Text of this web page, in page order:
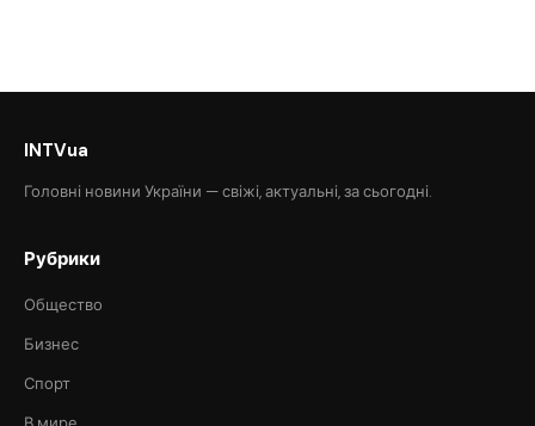
INTVua
Головні новини України — свіжі, актуальні, за сьогодні.
Рубрики
Общество
Бизнес
Спорт